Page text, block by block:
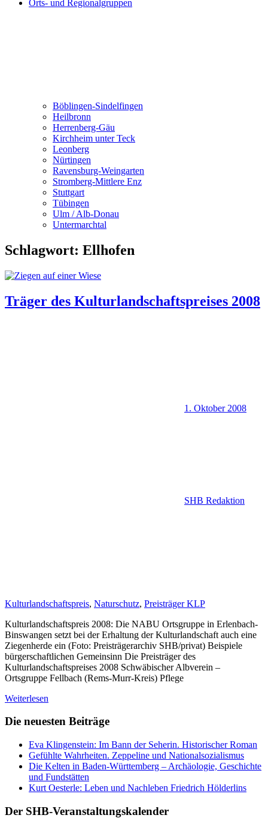
Orts- und Regionalgruppen
Böblingen-Sindelfingen
Heilbronn
Herrenberg-Gäu
Kirchheim unter Teck
Leonberg
Nürtingen
Ravensburg-Weingarten
Stromberg-Mittlere Enz
Stuttgart
Tübingen
Ulm / Alb-Donau
Untermarchtal
Schlagwort: Ellhofen
Träger des Kulturlandschaftspreises 2008
1. Oktober 2008
SHB Redaktion
Kulturlandschaftspreis, Naturschutz, Preisträger KLP
Kulturlandschaftspreis 2008: Die NABU Ortsgruppe in Erlenbach-
Binswangen setzt bei der Erhaltung der Kulturlandschaft auch eine
Ziegenherde ein (Foto: Preisträgerarchiv SHB/privat) Beispiele
bürgerschaftlichen Gemeinsinn Die Preisträger des
Kulturlandschaftspreises 2008 Schwäbischer Albverein –
Ortsgruppe Fellbach (Rems-Murr-Kreis) Pflege
Weiterlesen
Die neuesten Beiträge
Eva Klingenstein: Im Bann der Seherin. Historischer Roman
Gefühlte Wahrheiten. Zeppeline und Nationalsozialismus
Die Kelten in Baden-Württemberg – Archäologie, Geschichte
und Fundstätten
Kurt Oesterle: Leben und Nachleben Friedrich Hölderlins
Der SHB-Veranstaltungskalender